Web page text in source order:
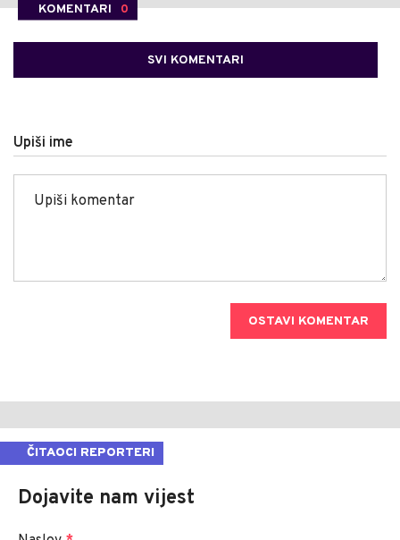
KOMENTARI 0
SVI KOMENTARI
Upiši ime
OSTAVI KOMENTAR
ČITAOCI REPORTERI
Dojavite nam vijest